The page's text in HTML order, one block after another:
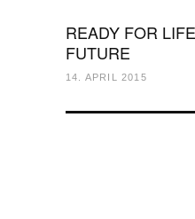
READY FOR
FUTURE
14. APRIL 2015